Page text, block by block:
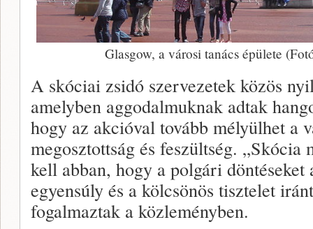
Glasgow, a városi tanács épülete
A skóciai zsidó szervezetek közös
amelyben aggodalmuknak adtak
hogy az akcióval tovább mélyülhet a
megosztottság és feszültség. „Skócia
kell abban, hogy a polgári döntéseket
egyensúly és a kölcsönös tisztelet
fogalmaztak a közleményben.